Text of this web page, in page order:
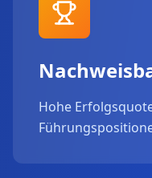
Hohe